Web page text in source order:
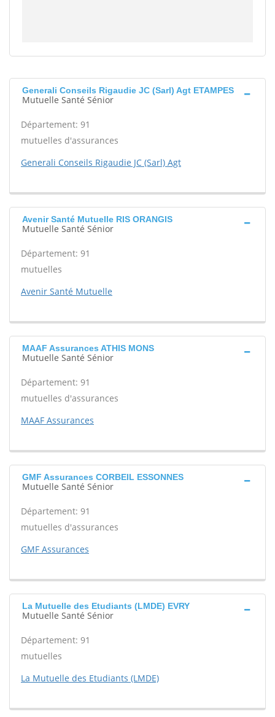
Generali Conseils Rigaudie JC (Sarl) Agt ETAMPES
Mutuelle Santé Sénior
Département: 91
mutuelles d'assurances
Generali Conseils Rigaudie JC (Sarl) Agt
Avenir Santé Mutuelle RIS ORANGIS
Mutuelle Santé Sénior
Département: 91
mutuelles
Avenir Santé Mutuelle
MAAF Assurances ATHIS MONS
Mutuelle Santé Sénior
Département: 91
mutuelles d'assurances
MAAF Assurances
GMF Assurances CORBEIL ESSONNES
Mutuelle Santé Sénior
Département: 91
mutuelles d'assurances
GMF Assurances
La Mutuelle des Etudiants (LMDE) EVRY
Mutuelle Santé Sénior
Département: 91
mutuelles
La Mutuelle des Etudiants (LMDE)